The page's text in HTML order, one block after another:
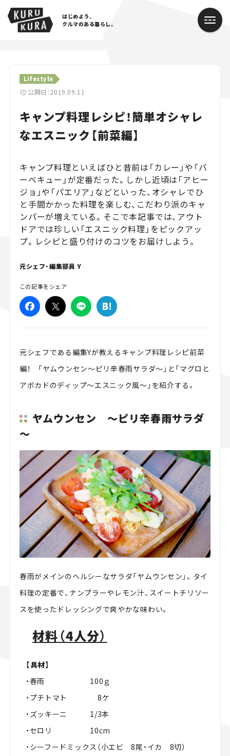
はじめよう、
クルマのある暮らし。
Lifestyle
公開日：2019.09.11
キャンプ料理レシピ！簡単オシャレ
なエスニック【前菜編】
キャンプ料理といえばひと昔前は「カレー」や「バ
ーベキュー」が定番だった。しかし近頃は「アヒー
ジョ」や「パエリア」などといった、オシャレでひ
と手間かかった料理を楽しむ、こだわり派のキャ
ンパーが増えている。そこで本記事では、アウト
ドアでは珍しい「エスニック料理」をピックアッ
プ。レシピと盛り付けのコツをお届けしよう。
元シェフ・編集部員 Y
この記事をシェア
元シェフである編集Yが教えるキャンプ料理レシピ前菜
編！ 「ヤムウンセン～ピリ辛春雨サラダ～」と「マグロと
アボカドのディップ～エスニック風～」を紹介する。
ヤムウンセン ～ピリ辛春雨サラダ
～
春雨がメインのヘルシーなサラダ「ヤムウンセン」。タイ
料理の定番で、ナンプラーやレモン汁、スイートチリソー
スを使ったドレッシングで爽やかな味わい。
材料（4人分）
【具材】
・春雨 100ｇ
・プチトマト 8ケ
・ズッキーニ 1/3本
・セロリ 10cm
・シーフードミックス（小エビ 8尾・イカ 8切）
Cars
Lifestyle
Traffic
Special
Series
Campaign
人気のハッシュタグ
スズキ ジムニー｜Suzuki Jimny
スズキ｜Suzuki